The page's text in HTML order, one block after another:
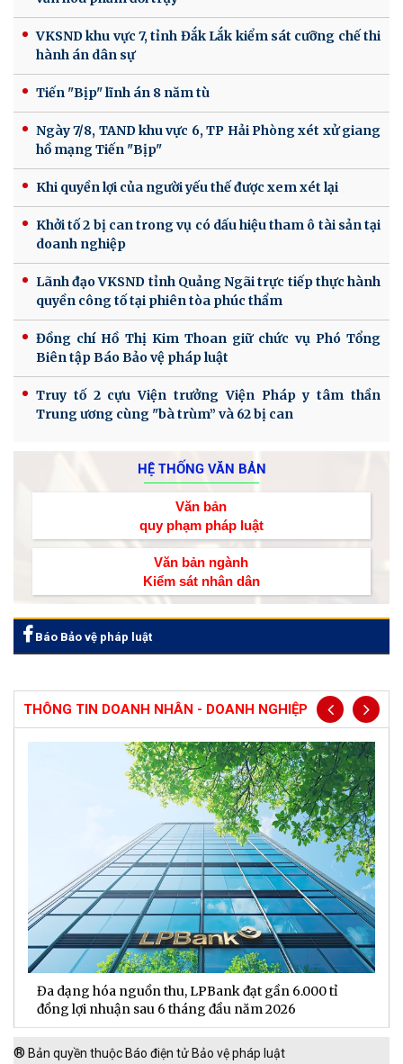
VKSND khu vực 7, tỉnh Đắk Lắk kiểm sát cưỡng chế thi
hành án dân sự
Tiến "Bịp" lĩnh án 8 năm tù
Ngày 7/8, TAND khu vực 6, TP Hải Phòng xét xử giang
hồ mạng Tiến "Bịp"
Khi quyền lợi của người yếu thế được xem xét lại
Khởi tố 2 bị can trong vụ có dấu hiệu tham ô tài sản tại
doanh nghiệp
Lãnh đạo VKSND tỉnh Quảng Ngãi trực tiếp thực hành
quyền công tố tại phiên tòa phúc thẩm
Đồng chí Hồ Thị Kim Thoan giữ chức vụ Phó Tổng
Biên tập Báo Bảo vệ pháp luật
Truy tố 2 cựu Viện trưởng Viện Pháp y tâm thần
Trung ương cùng "bà trùm” và 62 bị can
HỆ THỐNG VĂN BẢN
Văn bản
quy phạm pháp luật
Văn bản ngành
Kiểm sát nhân dân
Báo Bảo vệ pháp luật
THÔNG TIN DOANH NHÂN - DOANH NGHIỆP
Đa dạng hóa nguồn thu, LPBank đạt gần 6.000 tỉ
đồng lợi nhuận sau 6 tháng đầu năm 2026
® Bản quyền thuộc Báo điện tử Bảo vệ pháp luật